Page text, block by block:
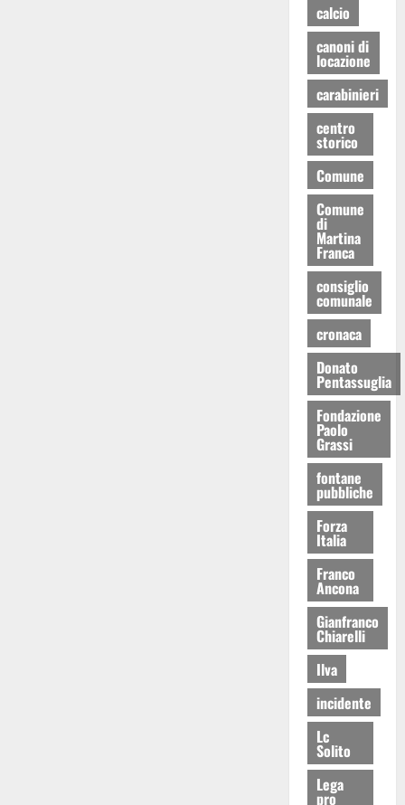
calcio
canoni di
locazione
carabinieri
centro
storico
Comune
Comune
di
Martina
Franca
consiglio
comunale
cronaca
Donato
Pentassuglia
Fondazione
Paolo
Grassi
fontane
pubbliche
Forza
Italia
Franco
Ancona
Gianfranco
Chiarelli
Ilva
incidente
Lc
Solito
Lega
pro